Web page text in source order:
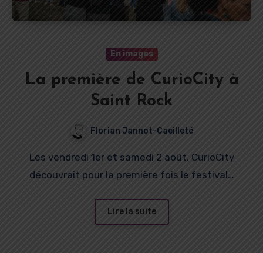
En images
La première de CurioCity à
Saint Rock
Florian Jannot-Caeilleté
Les vendredi 1er et samedi 2 août, CurioCity
découvrait pour la première fois le festival…
Lire la suite